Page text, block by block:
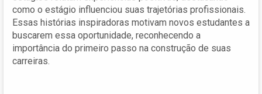
como o estágio influenciou suas trajetórias profissionais.
Essas histórias inspiradoras motivam novos estudantes a
buscarem essa oportunidade, reconhecendo a
importância do primeiro passo na construção de suas
carreiras.